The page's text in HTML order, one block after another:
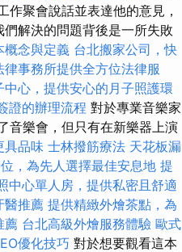
聚會說話並表達他的意見，
解決的問題背後是一所失敗
概念與定義 台北搬家公司，快
律事務所提供全方位法律服
中心，提供安心的月子照護環
證的辦理流程 對於專業音樂家
音樂會，但只有在新樂器上演
具品味 士林撥筋療法 天花板漏
，為先人選擇最佳安息地 提
中心單人房，提供私密且舒適
醫推薦 提供精緻外燴茶點，為
薦 台北高級外燴服務體驗 歐式
優化技巧 對於想要觀看這本